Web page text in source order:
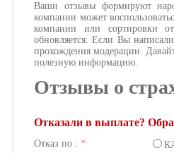
Ваши отзывы формируют
компании может
компании или сортировки
обновляется. Если Вы
прохождения модерации.
полезную информацию.
Отзывы о
Отказали в выплате?
Отказ по : *